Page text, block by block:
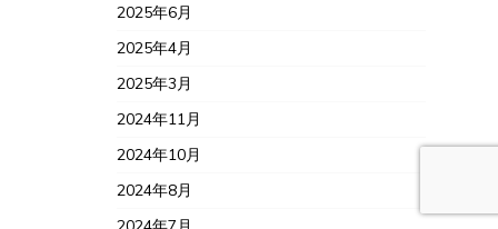
2025年6月
2025年4月
2025年3月
2024年11月
2024年10月
2024年8月